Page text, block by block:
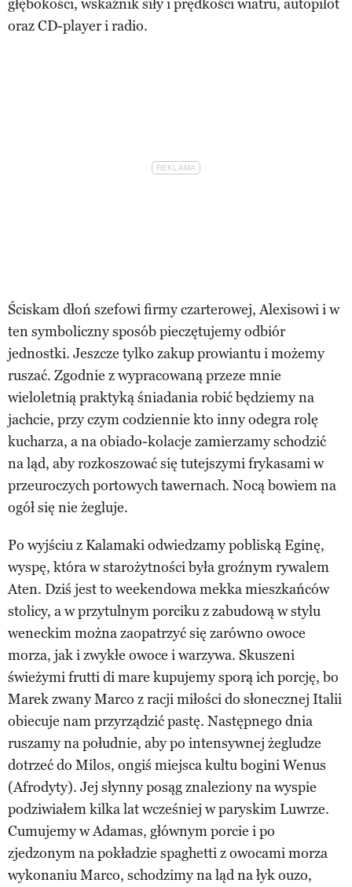
głębokości, wskaźnik siły i prędkości wiatru, autopilot
oraz CD-player i radio.
Ściskam dłoń szefowi firmy czarterowej, Alexisowi i w
ten symboliczny sposób pieczętujemy odbiór
jednostki. Jeszcze tylko zakup prowiantu i możemy
ruszać. Zgodnie z wypracowaną przeze mnie
wieloletnią praktyką śniadania robić będziemy na
jachcie, przy czym codziennie kto inny odegra rolę
kucharza, a na obiado-kolacje zamierzamy schodzić
na ląd, aby rozkoszować się tutejszymi frykasami w
przeuroczych portowych tawernach. Nocą bowiem na
ogół się nie żegluje.
Po wyjściu z Kalamaki odwiedzamy pobliską Eginę,
wyspę, która w starożytności była groźnym rywalem
Aten. Dziś jest to weekendowa mekka mieszkańców
stolicy, a w przytulnym porciku z zabudową w stylu
weneckim można zaopatrzyć się zarówno owoce
morza, jak i zwykłe owoce i warzywa. Skuszeni
świeżymi frutti di mare kupujemy sporą ich porcję, bo
Marek zwany Marco z racji miłości do słonecznej Italii
obiecuje nam przyrządzić pastę. Następnego dnia
ruszamy na południe, aby po intensywnej żegludze
dotrzeć do Milos, ongiś miejsca kultu bogini Wenus
(Afrodyty). Jej słynny posąg znaleziony na wyspie
podziwiałem kilka lat wcześniej w paryskim Luwrze.
Cumujemy w Adamas, głównym porcie i po
zjedzonym na pokładzie spaghetti z owocami morza
wykonaniu Marco, schodzimy na ląd na łyk ouzo,